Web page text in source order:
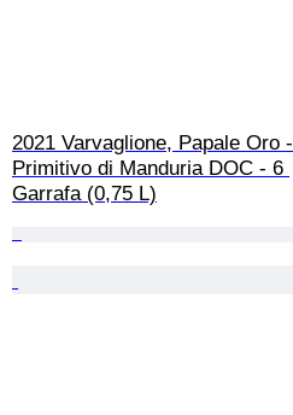
2021 Varvaglione, Papale Oro -
Primitivo di Manduria DOC - 6
Garrafa (0,75 L)